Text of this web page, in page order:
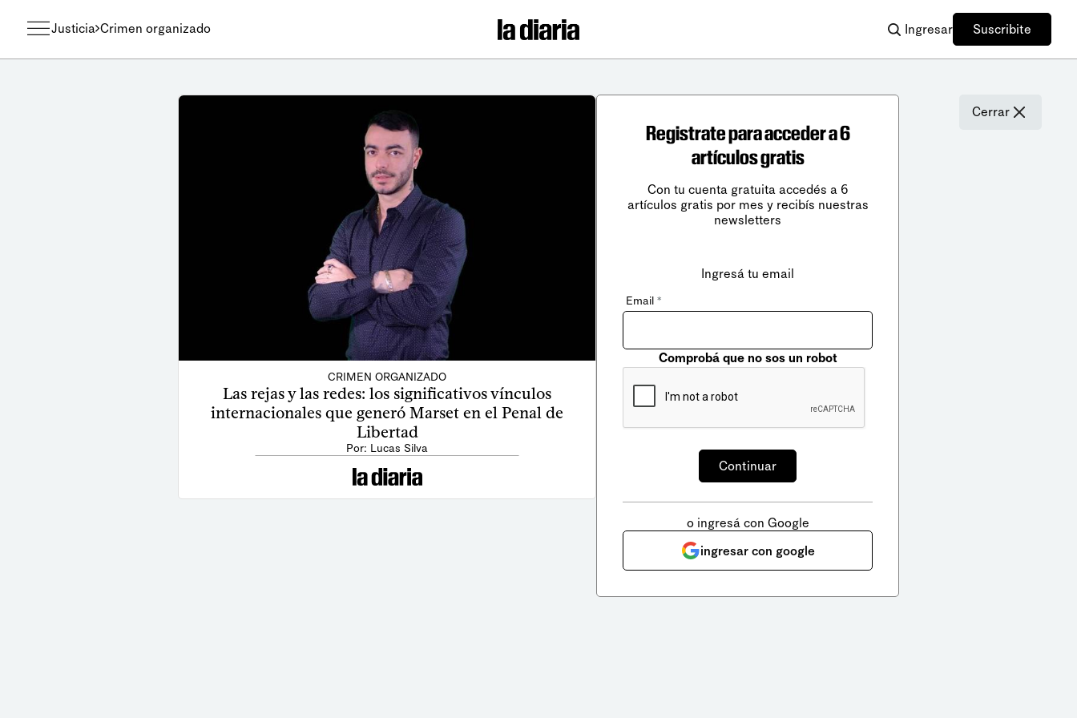
Justicia Crimen organizado Ingresar Suscribite
CRIMEN ORGANIZADO
Las rejas y las redes: los significativos vínculos
internacionales que generó Marset en el Penal de
Libertad
Por: Lucas Silva
Cerrar
Registrate para acceder a 6
artículos gratis
Con tu cuenta gratuita accedés a 6
artículos gratis por mes y recibís nuestras
newsletters
Ingresá tu email
Email *
Comprobá que no sos un robot
o ingresá con Google
ingresar con google